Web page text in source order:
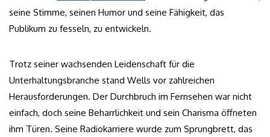
seine Stimme, seinen Humor und seine Fähigkeit, das
Publikum zu fesseln, zu entwickeln.
Trotz seiner wachsenden Leidenschaft für die
Unterhaltungsbranche stand Wells vor zahlreichen
Herausforderungen. Der Durchbruch im Fernsehen war nicht
einfach, doch seine Beharrlichkeit und sein Charisma öffneten
ihm Türen. Seine Radiokarriere wurde zum Sprungbrett, das